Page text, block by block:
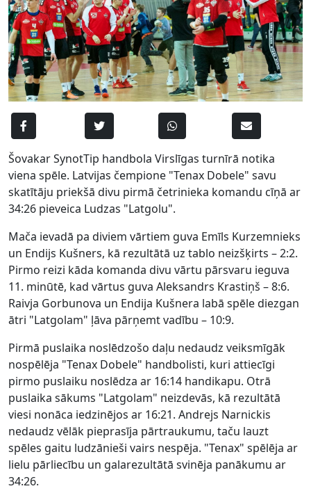
Šovakar SynotTip handbola Virslīgas turnīrā notika
viena spēle. Latvijas čempione "Tenax Dobele" savu
skatītāju priekšā divu pirmā četrinieka komandu cīņā ar
34:26 pieveica Ludzas "Latgolu".
Mača ievadā pa diviem vārtiem guva Emīls Kurzemnieks
un Endijs Kušners, kā rezultātā uz tablo neizšķirts – 2:2.
Pirmo reizi kāda komanda divu vārtu pārsvaru ieguva
11. minūtē, kad vārtus guva Aleksandrs Krastiņš – 8:6.
Raivja Gorbunova un Endija Kušnera labā spēle diezgan
ātri "Latgolam" ļāva pārņemt vadību – 10:9.
Pirmā puslaika noslēdzošo daļu nedaudz veiksmīgāk
nospēlēja "Tenax Dobele" handbolisti, kuri attiecīgi
pirmo puslaiku noslēdza ar 16:14 handikapu. Otrā
puslaika sākums "Latgolam" neizdevās, kā rezultātā
viesi nonāca iedzinējos ar 16:21. Andrejs Narnickis
nedaudz vēlāk pieprasīja pārtraukumu, taču lauzt
spēles gaitu ludzānieši vairs nespēja. "Tenax" spēlēja ar
lielu pārliecību un galarezultātā svinēja panākumu ar
34:26.